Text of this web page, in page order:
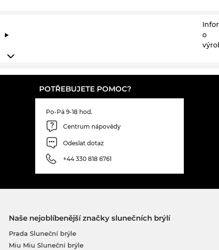
o
POTŘEBUJETE POMOC?
Po-Pá 9-18 hod.
Centrum nápovědy
Odeslat dotaz
+44 330 818 6761
Naše nejoblíbenější značky slunečních brýlí
Prada Sluneční brýle
Miu Miu Sluneční brýle